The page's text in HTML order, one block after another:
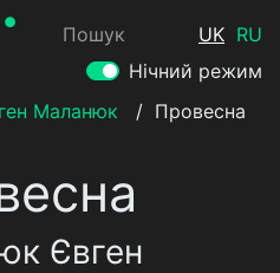
Пошук UK RU
Нічний режим
Маланюк / Провесна
Євген